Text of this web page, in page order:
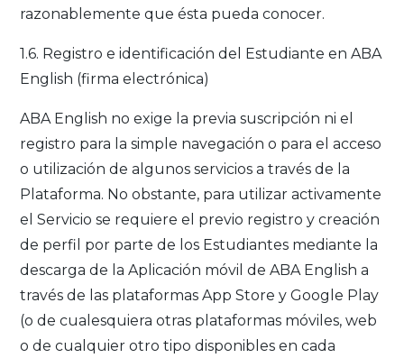
razonablemente que ésta pueda conocer.
1.6. Registro e identificación del Estudiante en ABA
English (firma electrónica)
ABA English no exige la previa suscripción ni el
registro para la simple navegación o para el acceso
o utilización de algunos servicios a través de la
Plataforma. No obstante, para utilizar activamente
el Servicio se requiere el previo registro y creación
de perfil por parte de los Estudiantes mediante la
descarga de la Aplicación móvil de ABA English a
través de las plataformas App Store y Google Play
(o de cualesquiera otras plataformas móviles, web
o de cualquier otro tipo disponibles en cada